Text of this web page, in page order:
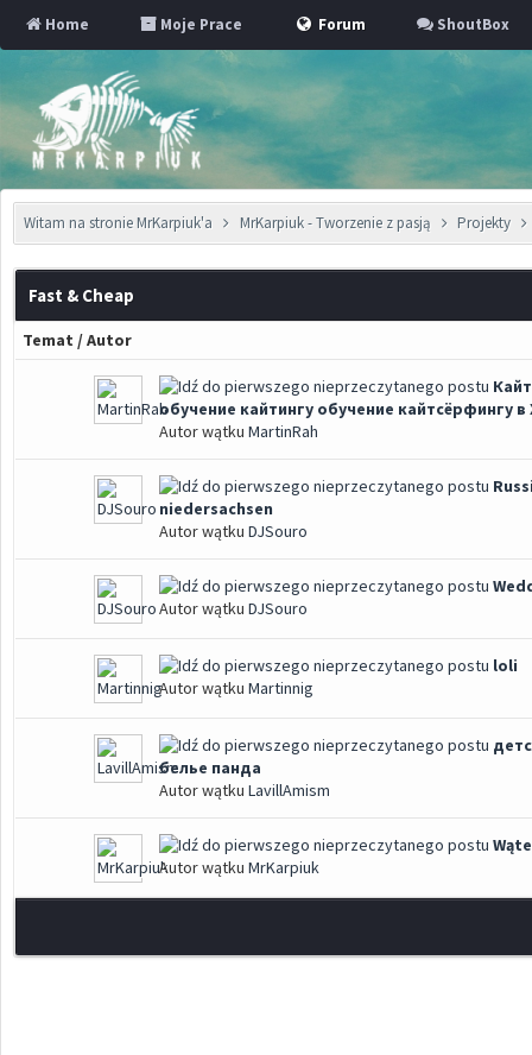
Home Moje Prace Forum ShoutBox
Witam na stronie MrKarpiuk'a MrKarpiuk - Tworzenie z pasją Projekty
Fast & Cheap
Temat /Autor
обучение кайтингу обучение кайтсёрфингу в
Autor wątku MartinRah
niedersachsen
Autor wątku DJSouro
Autor wątku DJSouro
loli
Autor wątku Martinnig
белье панда
Autor wątku LavillAmism
Autor wątku MrKarpiuk